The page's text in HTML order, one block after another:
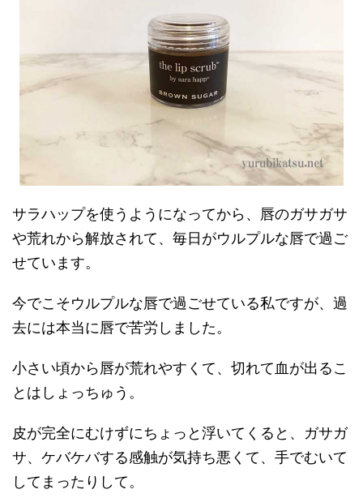
サラハップを使うようになってから、唇のガサガサ
や荒れから解放されて、毎日がウルプルな唇で過ご
せています。
今でこそウルプルな唇で過ごせている私ですが、過
去には本当に唇で苦労しました。
小さい頃から唇が荒れやすくて、切れて血が出るこ
とはしょっちゅう。
皮が完全にむけずにちょっと浮いてくると、ガサガ
サ、ケバケバする感触が気持ち悪くて、手でむいて
してまったりして。